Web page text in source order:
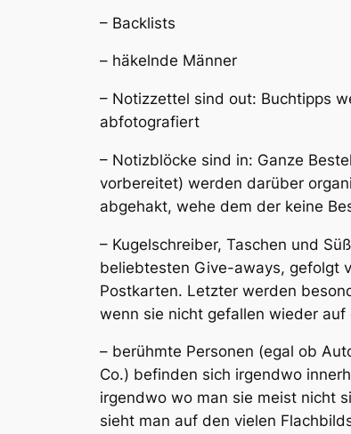
– Backlists
– häkelnde Männer
– Notizzettel sind out: Buchtipps
abfotografiert
– Notizblöcke sind in: Ganze
vorbereitet) werden darüber
abgehakt, wehe dem der keine
– Kugelschreiber, Taschen und
beliebtesten Give-aways, gefolgt
Postkarten. Letzter werden
wenn sie nicht gefallen wieder
– berühmte Personen (egal ob
Co.) befinden sich irgendwo
irgendwo wo man sie meist nicht
sieht man auf den vielen